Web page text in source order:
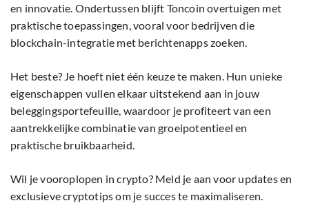
en innovatie. Ondertussen blijft Toncoin overtuigen met
praktische toepassingen, vooral voor bedrijven die
blockchain-integratie met berichtenapps zoeken.
Het beste? Je hoeft niet één keuze te maken. Hun unieke
eigenschappen vullen elkaar uitstekend aan in jouw
beleggingsportefeuille, waardoor je profiteert van een
aantrekkelijke combinatie van groeipotentieel en
praktische bruikbaarheid.
Wil je vooroplopen in crypto? Meld je aan voor updates en
exclusieve cryptotips om je succes te maximaliseren.